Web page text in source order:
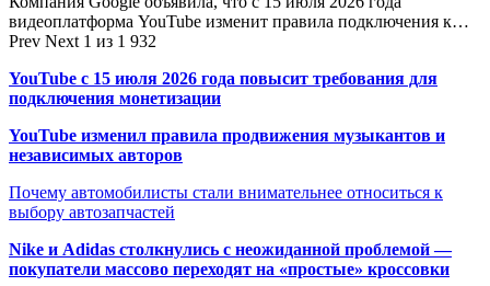
видеоплатформа YouTube изменит правила подключения к…
Prev Next 1 из 1 932
YouTube с 15 июля 2026 года повысит требования для
подключения монетизации
YouTube изменил правила продвижения музыкантов и
независимых авторов
Почему автомобилисты стали внимательнее относиться к
выбору автозапчастей
Nike и Adidas столкнулись с неожиданной проблемой —
покупатели массово переходят на «простые» кроссовки